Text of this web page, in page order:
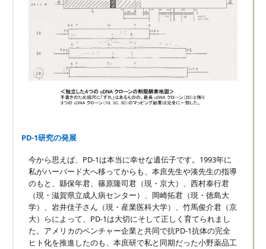
PD-1研究の発展
今から思えば、PD-1は本当に幸せな遺伝子です。1993年に
私がハーバード大へ移ってからも、本庶先生や湊先生の指導
のもと、縣保年君、篠原隆司君（現・京大）、西村泰行君
（現・滋賀県立成人病センター）、岡崎拓君（現・徳島大
学）、岩井佳子さん（現・産業医科大学）、竹馬俊介君（京
大）らによって、PD-1は大切にそして正しく育てられまし
た。アメリカのベンチャー企業と共同で抗PD-1抗体の完全
ヒト化を推進したのも、本庶研で私と同期だった小野薬品工